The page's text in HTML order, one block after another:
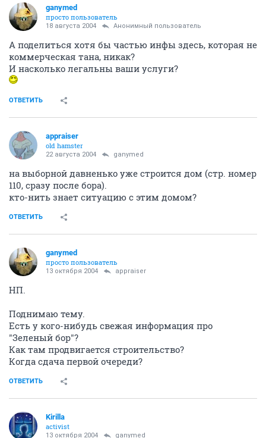
ganymed
просто пользователь
18 августа 2004 Анонимный пользователь
А поделиться хотя бы частью инфы здесь, которая не
коммерческая тана, никак?
И насколько легальны ваши услуги?
ОТВЕТИТЬ
appraiser
old hamster
22 августа 2004 ganymed
на выборной давненько уже строится дом (стр. номер
110, сразу после бора).
кто-нить знает ситуацию с этим домом?
ОТВЕТИТЬ
ganymed
просто пользователь
13 октября 2004 appraiser
НП.
Поднимаю тему.
Есть у кого-нибудь свежая информация про
"Зеленый бор"?
Как там продвигается строительство?
Когда сдача первой очереди?
ОТВЕТИТЬ
Kirilla
activist
13 октября 2004 ganymed